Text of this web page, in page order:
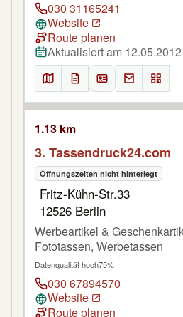
030 31165241
Website
Route planen
Aktualisiert am 12.05.2012
1.13 km
3. Tassendruck24.com
Öffnungszeiten nicht hinterlegt
Fritz-Kühn-Str.33
12526 Berlin
Werbeartikel &
Fototassen, Werbetassen
Datenqualität hoch75%
030 67894570
Website
Route planen